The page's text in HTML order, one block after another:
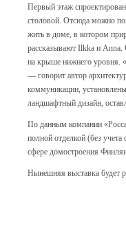
Первый этаж
столовой. Отсюда можно
жить в доме, в котором
рассказывают Ilkka и Anna.
на крыше нижнего уровня.
— говорит автор
коммуникации,
ландшафтный дизайн,
По данным компании
полной отделкой (без
сфере домостроения
Нынешняя выставка будет